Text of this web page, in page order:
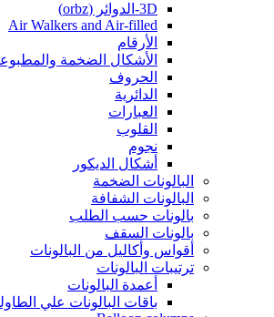
3D-الدوائر (orbz)
Air Walkers and Air-filled
الأرقام
الأشكال الضخمة
الحروف
الدائرية
العبارات
القلوب
نجوم
أشكال الديكور
البالونات الضخمة
البالونات الشفافة
بالونات حسب الطلب
بالونات السقف
أقواس وأكاليل من البالونات
ترتيبات البالونات
أعمدة البالونات
باقات البالونات علي